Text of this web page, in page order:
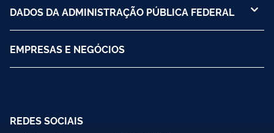
DADOS DA ADMINISTRAÇÃO PÚBLICA FEDERAL
EMPRESAS E NEGÓCIOS
REDES SOCIAIS